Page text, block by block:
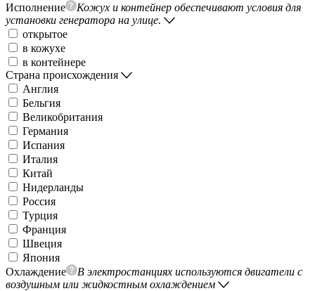
Исполнение
Кожух и контейнер обеспечивают условия для
установки генератора на улице.
открытое
в кожухе
в контейнере
Страна происхождения
Англия
Бельгия
Великобритания
Германия
Испания
Италия
Китай
Нидерланды
Россия
Турция
Франция
Швеция
Япония
Охлаждение
В электростанциях используются двигатели с
воздушным или жидкостным охлаждением